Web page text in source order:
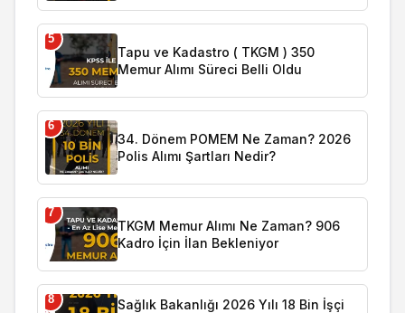
5
Tapu ve Kadastro ( TKGM ) 350
Memur Alımı Süreci Belli Oldu
6
34. Dönem POMEM Ne Zaman? 2026
Polis Alımı Şartları Nedir?
7
TKGM Memur Alımı Ne Zaman? 906
Kadro İçin İlan Bekleniyor
8
Sağlık Bakanlığı 2026 Yılı 18 Bin İşçi